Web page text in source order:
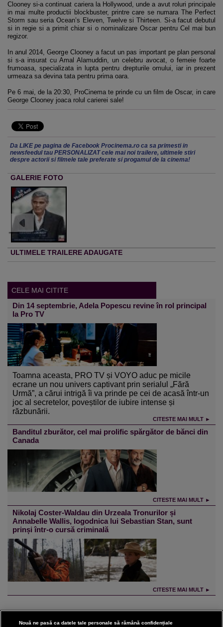
Clooney si-a continuat cariera la Hollywood, unde a avut roluri principale
in mai multe productii blockbuster, printre care se numara The Perfect
Storm sau seria Ocean’s Eleven, Twelve si Thirteen. Si-a facut debutul
si in regie si a primit chiar si o nominalizare Oscar pentru Cel mai bun
regizor.
In anul 2014, George Clooney a facut un pas important pe plan personal
si s-a insurat cu Amal Alamuddin, un celebru avocat, o femeie foarte
frumoasa, specializata in lupta pentru drepturile omului, iar in prezent
urmeaza sa devina tata pentru prima oara.
Pe 6 mai, de la 20:30, ProCinema te prinde cu un film de Oscar, in care
George Clooney joaca rolul carierei sale!
Da LIKE pe pagina de Facebook Procinema.ro ca sa primesti in
newsfeedul tau PERSONALIZAT cele mai noi trailere, ultimele stiri
despre actorii si filmele tale preferate si progamul de la cinema!
GALERIE FOTO
ULTIMELE TRAILERE ADAUGATE
CELE MAI CITITE
Din 14 septembrie, Adela Popescu revine în rol principal
la Pro TV
Toamna aceasta, PRO TV și VOYO aduc pe micile
ecrane un nou univers captivant prin serialul „Fără
Urmă”, a cărui intrigă îi va prinde pe cei de acasă într-un
joc al secretelor, poveștilor de iubire intense și
răzbunării.
CITESTE MAI MULT ►
Banditul zburător, cel mai prolific spărgător de bănci din
Canada
CITESTE MAI MULT ►
Nikolaj Coster-Waldau din Urzeala Tronurilor și
Annabelle Wallis, logodnica lui Sebastian Stan, sunt
prinși într-o cursă criminală
CITESTE MAI MULT ►
Nouă ne pasă ca datele tale personale să rămână confidențiale